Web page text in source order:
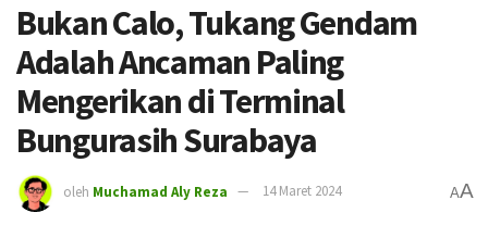
Bukan Calo, Tukang Gendam
Adalah Ancaman Paling
Mengerikan di Terminal
Bungurasih Surabaya
oleh Muchamad Aly Reza 14 Maret 2024 AA